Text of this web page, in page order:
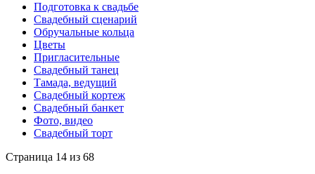
Подготовка к свадьбе
Свадебный сценарий
Обручальные кольца
Цветы
Пригласительные
Свадебный танец
Тамада, ведущий
Свадебный кортеж
Свадебный банкет
Фото, видео
Свадебный торт
Страница 14 из 68